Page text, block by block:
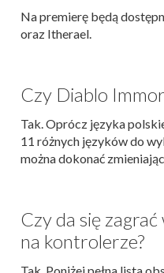
Na premierę będą
oraz Itherael.
Czy Diablo
Tak. Oprócz języka
11 różnych języków do
można dokonać
Czy da się
na kontrolerze?